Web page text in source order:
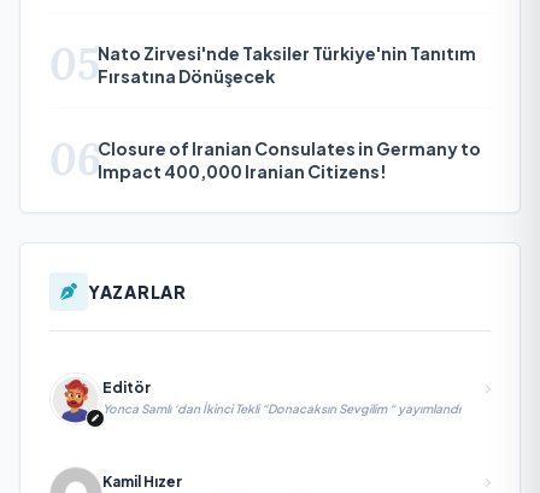
05Nato Zirvesi'nde Taksiler Türkiye'nin Tanıtım
Fırsatına Dönüşecek
06Closure of Iranian Consulates in Germany to
Impact 400,000 Iranian Citizens!
YAZARLAR
Editör
Yonca Samlı ‘dan İkinci Tekli “Donacaksın Sevgilim “ yayımlandı
Kamil Hızer